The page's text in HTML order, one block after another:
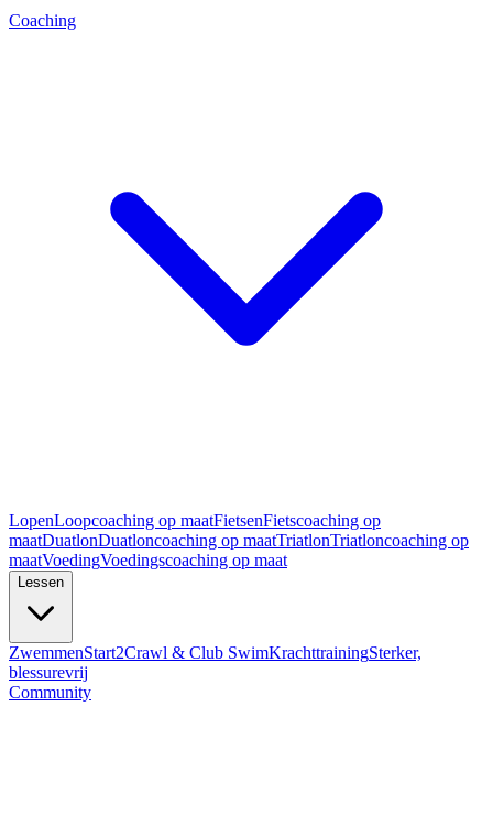
Coaching
LopenLoopcoaching op maatFietsenFietscoaching op
maatDuatlonDuatloncoaching op maatTriatlonTriatloncoaching op
maatVoedingVoedingscoaching op maat
Lessen
ZwemmenStart2Crawl & Club SwimKrachttrainingSterker,
blessurevrij
Community